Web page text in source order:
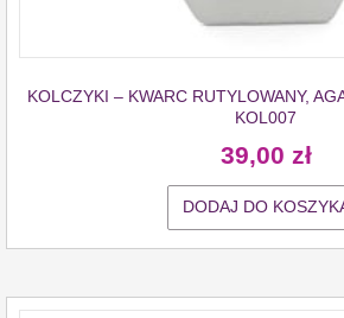
KOLCZYKI – KWARC RUTYLOWANY,
KOL007
39,00 zł
DODAJ DO